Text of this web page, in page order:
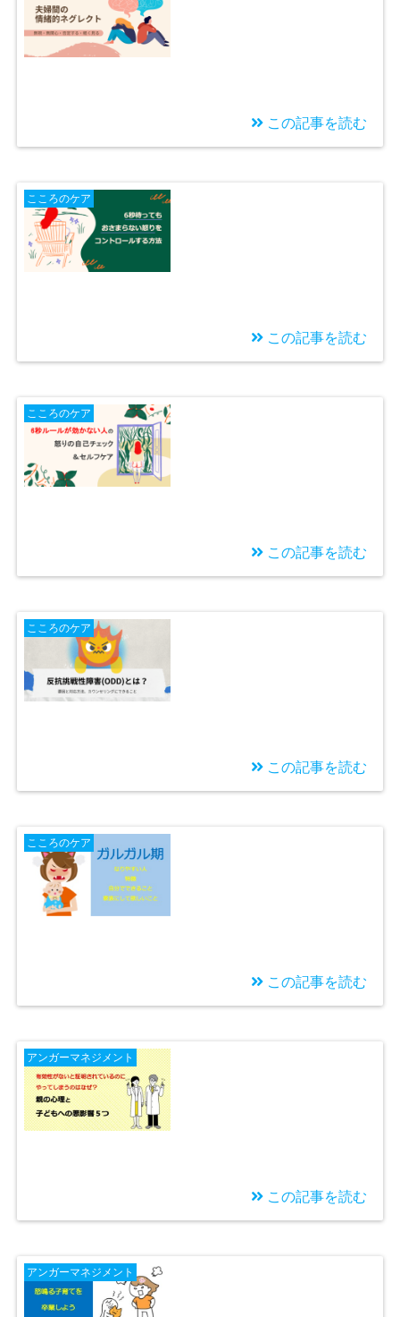
人」の心理 ― なぜ話
し合えなくなるの？
当たり前でつらい：夫
婦の情緒的ネグレクト
とは？
この記事を読む
こころのケア
らない怒り」をコント
ロールする方法
この記事を読む
こころのケア
人の怒りのセルフチェ
ック＆セルフケア
この記事を読む
こころのケア
とは？要因と対応方
法、カウンセリングに
できること
この記事を読む
こころのケア
状・対応方法を知って
乗り越えよう
この記事を読む
アンガーマネジメント
親の心理と子どもへの
５つの悪影響
この記事を読む
アンガーマネジメント